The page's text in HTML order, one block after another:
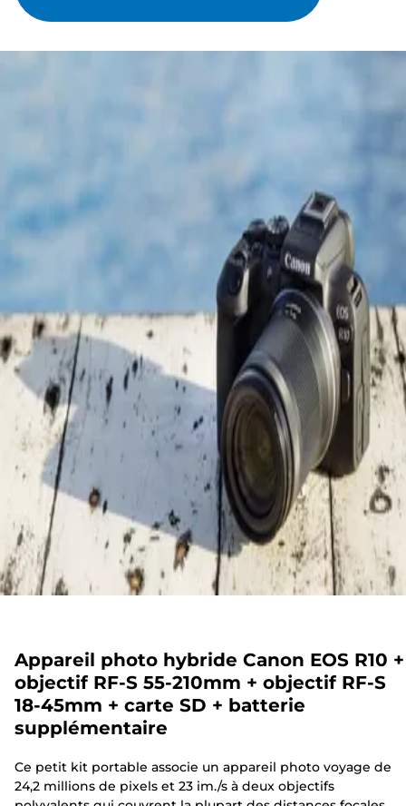
Appareil photo hybride Canon EOS R10 +
objectif RF-S 55-210mm + objectif RF-S
18-45mm + carte SD + batterie
supplémentaire
Ce petit kit portable associe un appareil photo voyage de
24,2 millions de pixels et 23 im./s à deux objectifs